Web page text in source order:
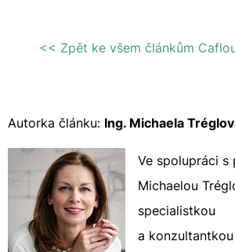
<< Zpět ke všem článkům
Autorka článku: Ing. Michaela
Ve spolupráci s
Michaelou
specialistkou
a